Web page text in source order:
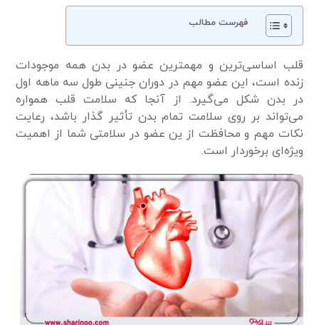
فهرست مطالب
قلب اساسی‌ترین و مهمترین عضو در بدن همه موجودات
زنده است، این عضو مهم در دوران جنینی طول سه ماهه اول
در بدن شکل می‌گیرد. از آنجا که سلامت قلب همواره
می‌تواند بر روی سلامت تمام بدن تأثیر گذار باشد، رعایت
نکات مهم و محافظت از ین عضو در سلامتی شما از اهمیت
ویژه‌ای برخوردار است.